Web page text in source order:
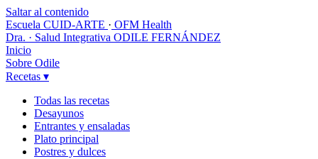
Saltar al contenido
Escuela CUID-ARTE · OFM Health
Dra. · Salud Integrativa ODILE FERNÁNDEZ
Inicio
Sobre Odile
Recetas ▾
Todas las recetas
Desayunos
Entrantes y ensaladas
Plato principal
Postres y dulces